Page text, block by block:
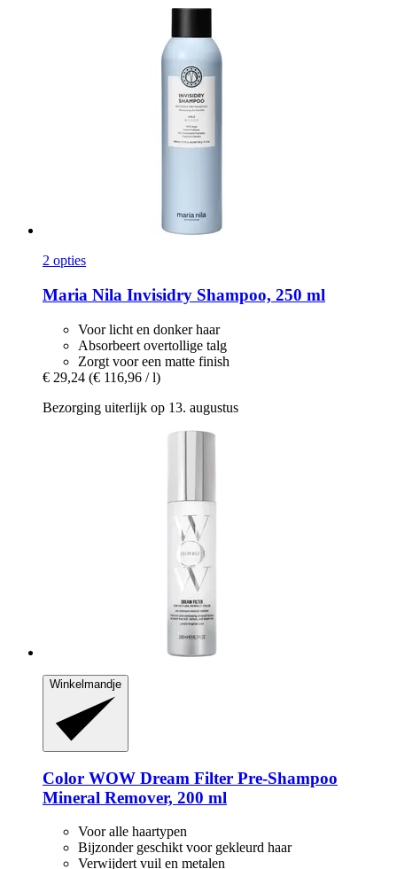
2 opties
Maria Nila Invisidry Shampoo, 250 ml
Voor licht en donker haar
Absorbeert overtollige talg
Zorgt voor een matte finish
€ 29,24 (€ 116,96 / l)
Bezorging uiterlijk op 13. augustus
Winkelmandje
Color WOW Dream Filter Pre-​Shampoo
Mineral Remover, 200 ml
Voor alle haartypen
Bijzonder geschikt voor gekleurd haar
Verwijdert vuil en metalen